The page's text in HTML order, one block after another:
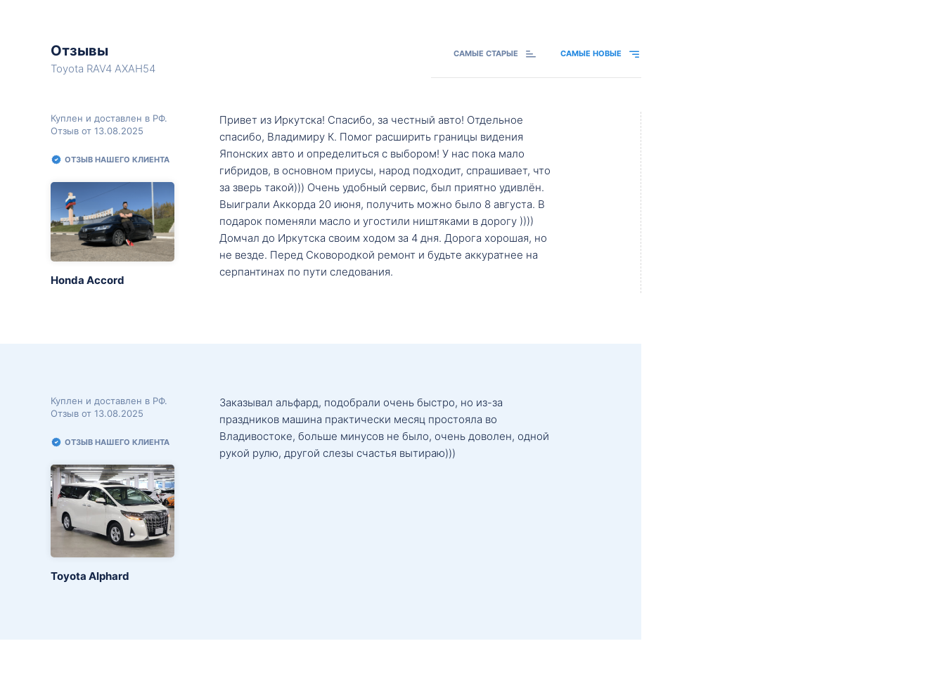
Отзывы
Toyota RAV4 AXAH54
САМЫЕ СТАРЫЕ САМЫЕ НОВЫЕ
Куплен и доставлен в РФ.
Отзыв от 13.08.2025
ОТЗЫВ НАШЕГО КЛИЕНТА
Honda Accord
Привет из Иркутска! Спасибо, за честный авто! Отдельное
спасибо, Владимиру К. Помог расширить границы видения
Японских авто и определиться с выбором! У нас пока мало
гибридов, в основном приусы, народ подходит, спрашивает, что
за зверь такой))) Очень удобный сервис, был приятно удивлён.
Выиграли Аккорда 20 июня, получить можно было 8 августа. В
подарок поменяли масло и угостили ништяками в дорогу ))))
Домчал до Иркутска своим ходом за 4 дня. Дорога хорошая, но
не везде. Перед Сковородкой ремонт и будьте аккуратнее на
серпантинах по пути следования.
Куплен и доставлен в РФ.
Отзыв от 13.08.2025
ОТЗЫВ НАШЕГО КЛИЕНТА
Toyota Alphard
Заказывал альфард, подобрали очень быстро, но из-за
праздников машина практически месяц простояла во
Владивостоке, больше минусов не было, очень доволен, одной
рукой рулю, другой слезы счастья вытираю)))